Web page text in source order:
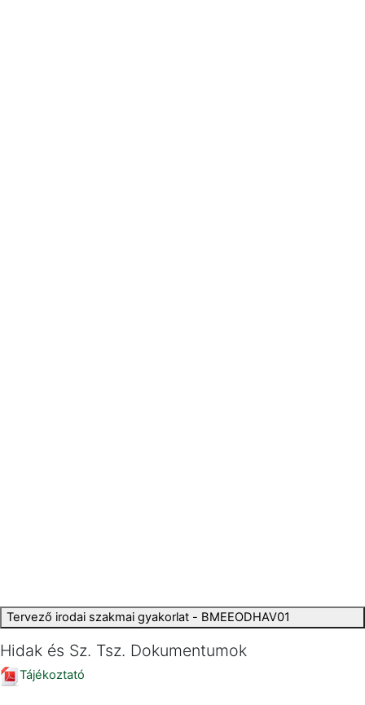
Tervező irodai szakmai gyakorlat - BMEEODHAV01
Hidak és Sz. Tsz. Dokumentumok
Tájékoztató